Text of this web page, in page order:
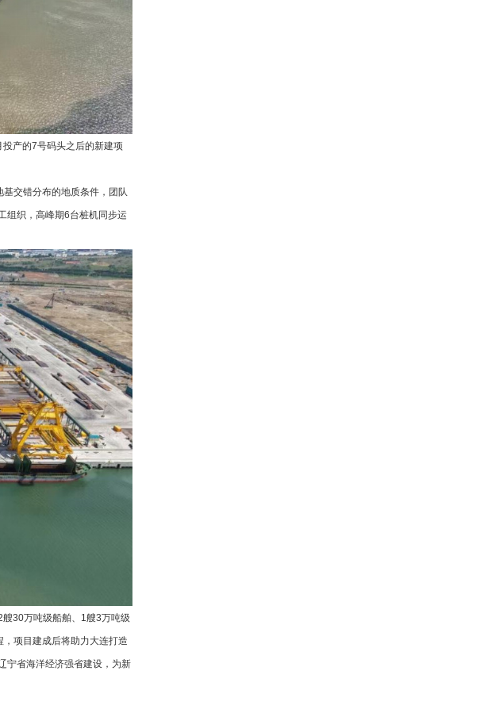
产的7号码头之后的新建项
交错分布的地质条件，团队
组织，高峰期6台桩机同步运
30万吨级船舶、1艘3万吨级
项目建成后将助力大连打造
宁省海洋经济强省建设，为新